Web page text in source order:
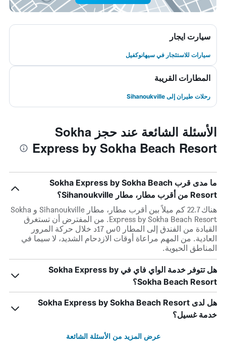
سيارت ايجار
سيارات للاستئجار في سيهانوكفيل
المطارات القريبة
رحلات طيران إلى Sihanoukville
الأسئلة الشائعة عند حجز Sokha
Express by Sokha Beach Resort
ما مدى قرب Sokha Express by Sokha Beach
Resort من أقرب مطار، مطار Sihanoukville؟
هناك 22.7 كم ميلاً بين أقرب مطار، مطار Sihanoukville و Sokha
Express by Sokha Beach Resort. من المفترض أن تستغرق
القيادة من الفندق إلى المطار 0س 17د خلال حركة المرور
العادية. من المهم مراعاة أوقات الازدحام الشديد، لا سيما في
المناطق الحيوية.
هل تتوفر خدمة الواي فاي في Sokha Express by
Sokha Beach Resort؟
هل لدى Sokha Express by Sokha Beach Resort
خدمة غسيل؟
عرض المزيد من الأسئلة الشائعة